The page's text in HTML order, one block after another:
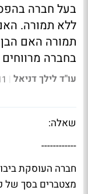
בעל חברה
ללא תמורה.
תמורה האם
בחברה מרווחים
עו"ד לילך דניאל |
שאלה:
------------
חברה העוסקת